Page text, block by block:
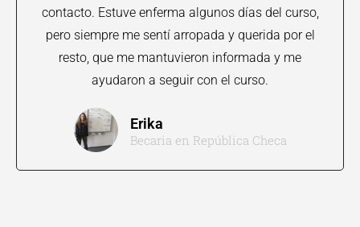
contacto. Estuve enferma algunos días del curso,
pero siempre me sentí arropada y querida por el
resto, que me mantuvieron informada y me
ayudaron a seguir con el curso.
Erika
Becaria en República Checa